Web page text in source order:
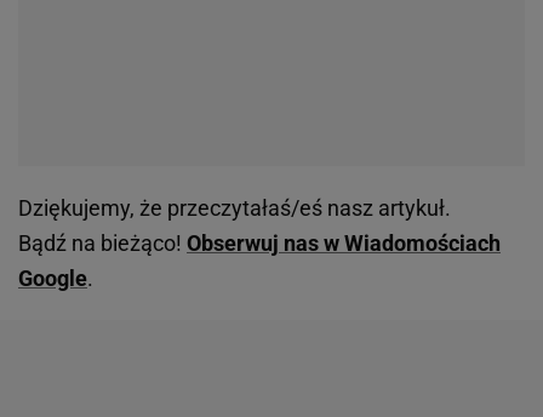
Dziękujemy, że przeczytałaś/eś nasz artykuł.
Bądź na bieżąco! Obserwuj nas w Wiadomościach
Google.